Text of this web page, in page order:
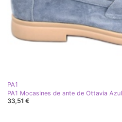
PA1
PA1 Mocasines de ante de Ottavia Azul
33,51 €